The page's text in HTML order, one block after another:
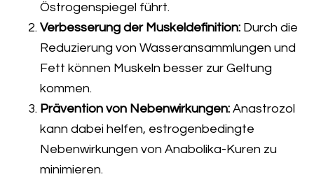
Östrogenspiegel führt.
Verbesserung der Muskeldefinition: Durch die
Reduzierung von Wasseransammlungen und
Fett können Muskeln besser zur Geltung
kommen.
Prävention von Nebenwirkungen: Anastrozol
kann dabei helfen, estrogenbedingte
Nebenwirkungen von Anabolika-Kuren zu
minimieren.